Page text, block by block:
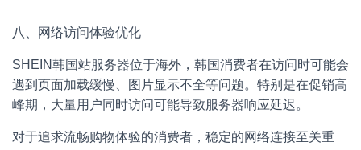
八、网络访问体验优化
SHEIN韩国站服务器位于海外，韩国消费者在访问时可能会
遇到页面加载缓慢、图片显示不全等问题。特别是在促销高
峰期，大量用户同时访问可能导致服务器响应延迟。
对于追求流畅购物体验的消费者，稳定的网络连接至关重